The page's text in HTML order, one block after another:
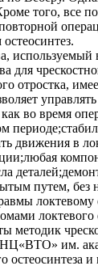
того, все
для
отростка,
во время
движения в
путем, без
локтевому
методик
им.
остеосинтеза